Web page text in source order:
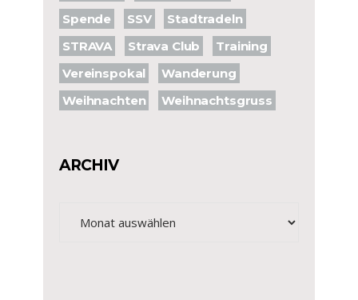
Spende
SSV
Stadtradeln
STRAVA
Strava Club
Training
Vereinspokal
Wanderung
Weihnachten
Weihnachtsgruss
ARCHIV